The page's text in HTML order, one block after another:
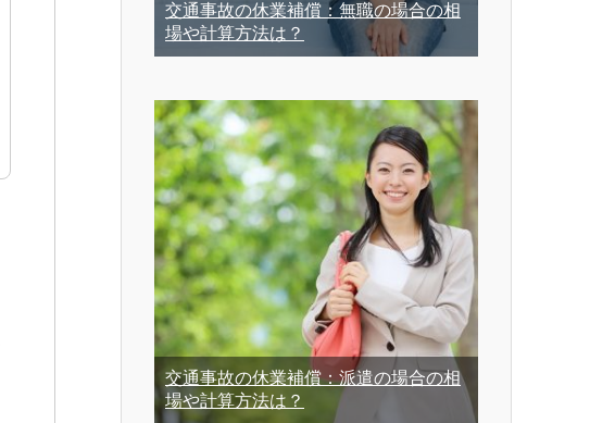
交通事故の休業補償：無職の場合の相
場や計算方法は？
交通事故の休業補償：派遣の場合の相
場や計算方法は？